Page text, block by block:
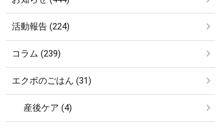
活動報告 (224)
コラム (239)
エクボのごはん (31)
産後ケア (4)